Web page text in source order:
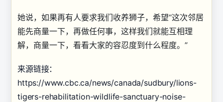
她说，如果再有人要求我们收养狮子，希望“这次邻居
能先商量一下，再做任何事，这样我们就能互相理
解，商量一下，看看大家的容忍度到什么程度。”
来源链接：
https://www.cbc.ca/news/canada/sudbury/lions-
tigers-rehabilitation-wildlife-sanctuary-noise-